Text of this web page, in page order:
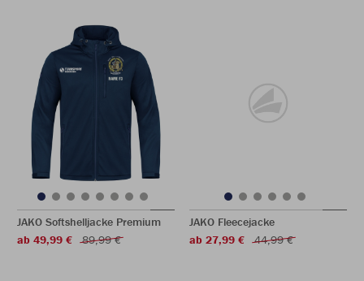
JAKO Softshelljacke Premium
ab 49,99 €
89,99 €
JAKO Fleecejacke
ab 27,99 €
44,99 €